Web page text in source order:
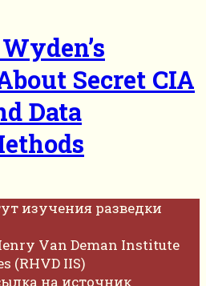
Secret CIA
Data
изучения разведки
Van Deman Institute
(RHVD IIS)
на источник